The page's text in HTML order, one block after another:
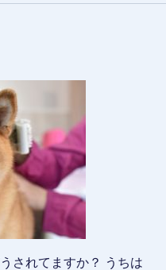
されてますか？ うちは